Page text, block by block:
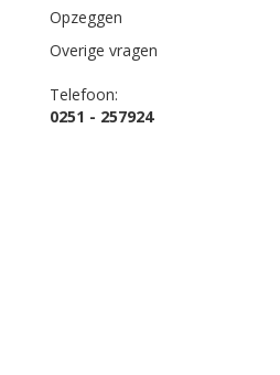
Opzeggen
Overige vragen
Telefoon:
0251 - 257924